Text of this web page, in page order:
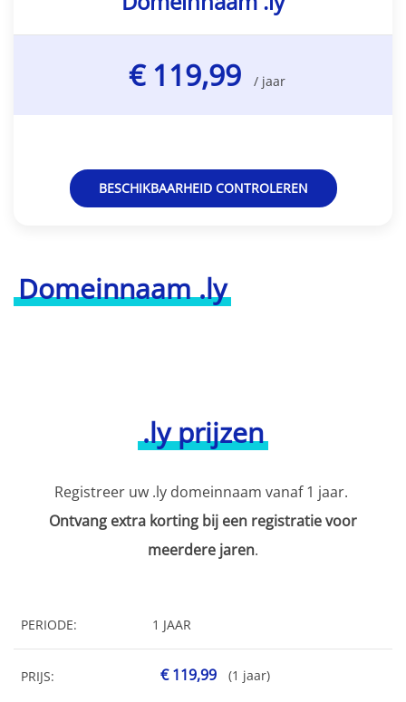
Domeinnaam .ly
€ 119,99 / jaar
BESCHIKBAARHEID CONTROLEREN
.ly prijzen
Registreer uw .ly domeinnaam vanaf 1 jaar.
Ontvang extra korting bij een registratie voor
meerdere jaren.
PERIODE: 1 JAAR
PRIJS: € 119,99 (1 jaar)